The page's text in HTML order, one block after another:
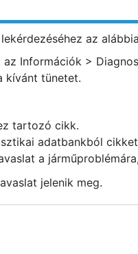
az
az Információk >
kívánt tünetet.
tartozó cikk.
adatbankból
a
jelenik meg.